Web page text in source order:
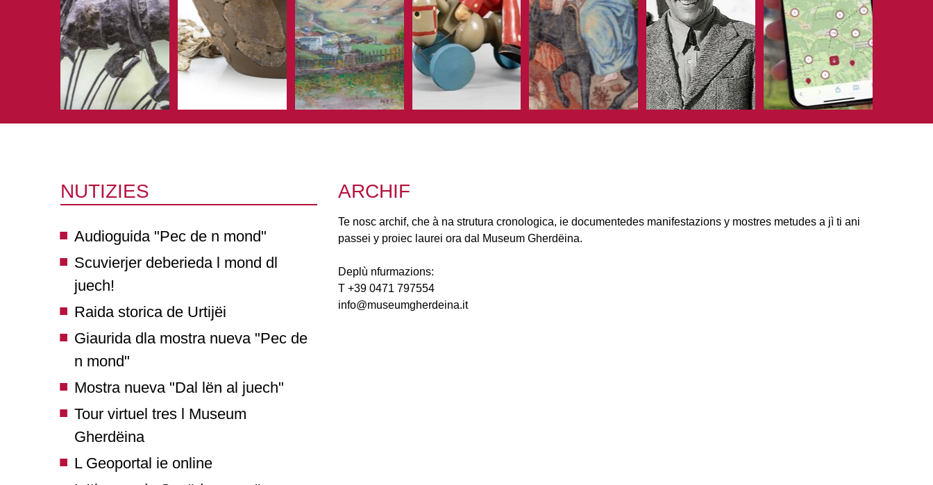
NUTIZIES
Audioguida "Pec de n mond"
Scuvierjer deberieda l mond dl
juech!
Raida storica de Urtijëi
Giaurida dla mostra nueva "Pec de
n mond"
Mostra nueva "Dal lën al juech"
Tour virtuel tres l Museum
Gherdëina
L Geoportal ie online
ARCHIF
Te nosc archif, che à na strutura cronologica, ie documentedes manifestazions y mostres metudes a jì ti ani
passei y proiec laurei ora dal Museum Gherdëina.
Deplù nfurmazions:
T +39 0471 797554
info@museumgherdeina.it